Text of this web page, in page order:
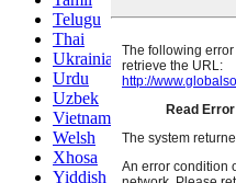
Telugu
Thai
Ukrainian
Urdu
Uzbek
Vietnamese
Welsh
Xhosa
Yiddish